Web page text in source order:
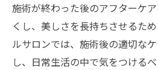
施術が終わった後のアフターケ
くし、美しさを長持ちさせるた
ルサロンでは、施術後の適切な
し、日常生活の中で気をつける